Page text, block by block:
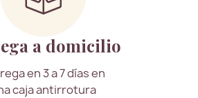
a domicilio
en 3 a 7 días en
caja antirrotura